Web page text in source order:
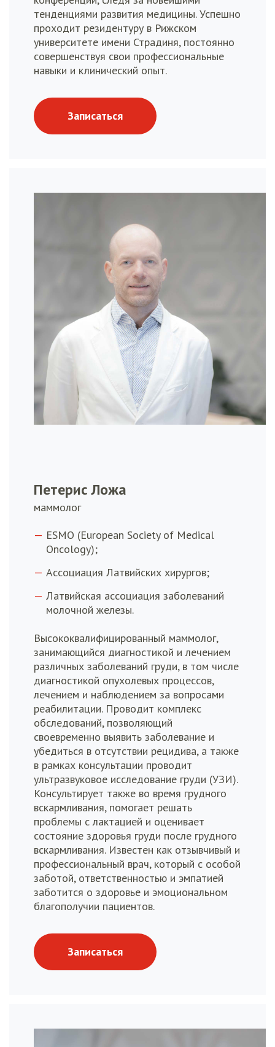
тенденциями развития медицины. Успешно
проходит резидентуру в Рижском
университете имени Страдиня, постоянно
совершенствуя свои профессиональные
навыки и клинический опыт.
Записаться
Петерис Ложа
маммолог
ESMO (European Society of Medical
Oncology);
Ассоциация Латвийских хирургов;
Латвийская ассоциация заболеваний
молочной железы.
Высококвалифицированный маммолог,
занимающийся диагностикой и лечением
различных заболеваний груди, в том числе
диагностикой опухолевых процессов,
лечением и наблюдением за вопросами
реабилитации. Проводит комплекс
обследований, позволяющий
своевременно выявить заболевание и
убедиться в отсутствии рецидива, а также
в рамках консультации проводит
ультразвуковое исследование груди (УЗИ).
Консультирует также во время грудного
вскармливания, помогает решать
проблемы с лактацией и оценивает
состояние здоровья груди после грудного
вскармливания. Известен как отзывчивый и
профессиональный врач, который с особой
заботой, ответственностью и эмпатией
заботится о здоровье и эмоциональном
благополучии пациентов.
Записаться